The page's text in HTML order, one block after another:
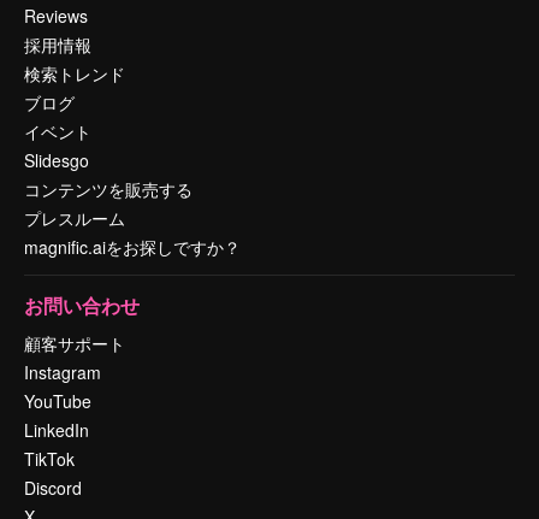
Reviews
採用情報
検索トレンド
ブログ
イベント
Slidesgo
コンテンツを販売する
プレスルーム
magnific.aiをお探しですか？
お問い合わせ
顧客サポート
Instagram
YouTube
LinkedIn
TikTok
Discord